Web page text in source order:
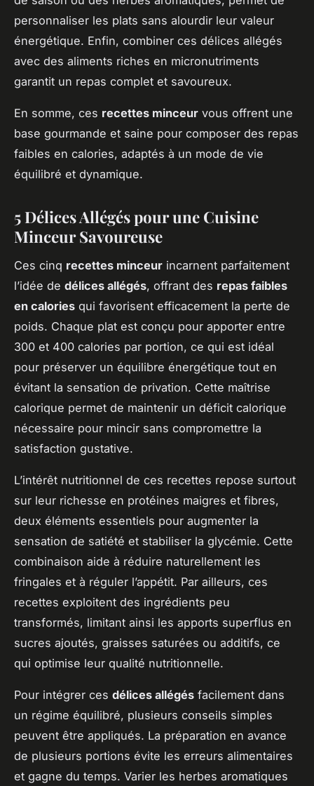
personnaliser les plats sans alourdir leur valeur
énergétique. Enfin, combiner ces délices allégés
avec des aliments riches en micronutriments
garantit un repas complet et savoureux.
En somme, ces recettes minceur vous offrent une
base gourmande et saine pour composer des repas
faibles en calories, adaptés à un mode de vie
équilibré et dynamique.
5 Délices Allégés pour une Cuisine
Minceur Savoureuse
Ces cinq recettes minceur incarnent parfaitement
l’idée de délices allégés, offrant des repas faibles
en calories qui favorisent efficacement la perte de
poids. Chaque plat est conçu pour apporter entre
300 et 400 calories par portion, ce qui est idéal
pour préserver un équilibre énergétique tout en
évitant la sensation de privation. Cette maîtrise
calorique permet de maintenir un déficit calorique
nécessaire pour mincir sans compromettre la
satisfaction gustative.
L’intérêt nutritionnel de ces recettes repose surtout
sur leur richesse en protéines maigres et fibres,
deux éléments essentiels pour augmenter la
sensation de satiété et stabiliser la glycémie. Cette
combinaison aide à réduire naturellement les
fringales et à réguler l’appétit. Par ailleurs, ces
recettes exploitent des ingrédients peu
transformés, limitant ainsi les apports superflus en
sucres ajoutés, graisses saturées ou additifs, ce
qui optimise leur qualité nutritionnelle.
Pour intégrer ces délices allégés facilement dans
un régime équilibré, plusieurs conseils simples
peuvent être appliqués. La préparation en avance
de plusieurs portions évite les erreurs alimentaires
et gagne du temps. Varier les herbes aromatiques